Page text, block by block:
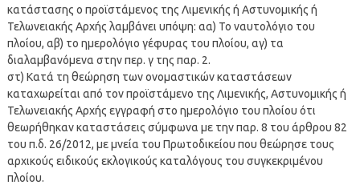
κατάστασης ο προϊστάμενος της Λιμενικής ή Αστυνομικής ή
Τελωνειακής Αρχής λαμβάνει υπόψη: αα) Το ναυτολόγιο του
πλοίου, αβ) το ημερολόγιο γέφυρας του πλοίου, αγ) τα
διαλαμβανόμενα στην περ. γ της παρ. 2.
στ) Κατά τη θεώρηση των ονομαστικών καταστάσεων
καταχωρείται από τον προϊστάμενο της Λιμενικής, Αστυνομικής ή
Τελωνειακής Αρχής εγγραφή στο ημερολόγιο του πλοίου ότι
θεωρήθηκαν καταστάσεις σύμφωνα με την παρ. 8 του άρθρου 82
του π.δ. 26/2012, με μνεία του Πρωτοδικείου που θεώρησε τους
αρχικούς ειδικούς εκλογικούς καταλόγους του συγκεκριμένου
πλοίου.